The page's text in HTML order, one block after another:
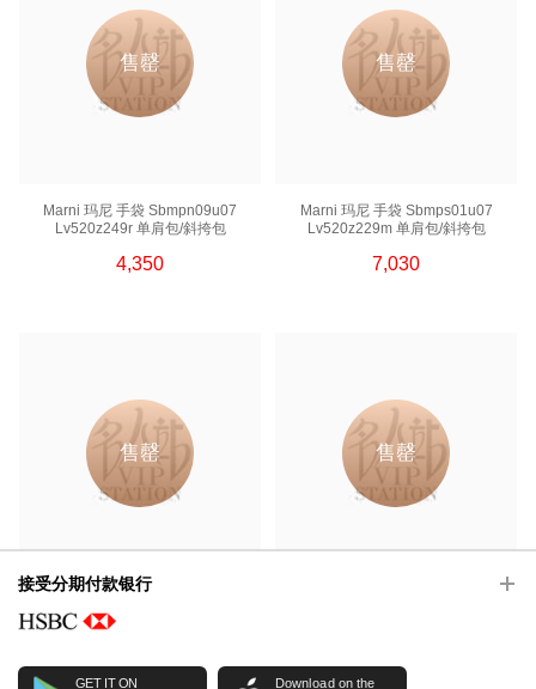
售罄
Marni 玛尼 手袋 Sbmpn09u07
Lv520z249r 单肩包/斜挎包
4,350
售罄
Marni 玛尼 手袋 Sbmps01u07
Lv520z229m 单肩包/斜挎包
7,030
售罄
Lv589z2a34 单肩包
售罄
接受分期付款银行
GET IT ON Download on the